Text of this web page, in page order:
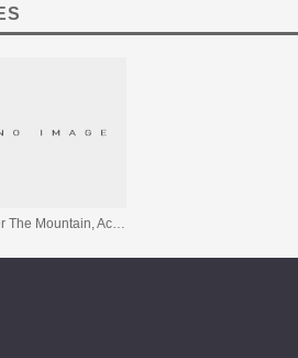
Over The Mountain, Across The Valley and Back To The Stars